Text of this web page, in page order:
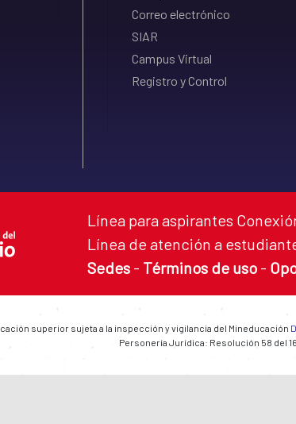
Correo electrónico
SIAR
Campus Virtual
Registro y Control
Línea para aspirantes
Línea de atención a
Sedes - Términos de uso -
superior sujeta a la inspección y vigilancia del Mineducación
Personería Jurídica: Resolución 58 del